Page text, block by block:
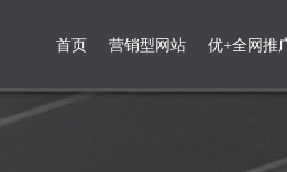
首页 营销型网站 优+全网推